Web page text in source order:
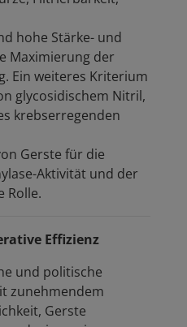
hohe Stärke- und
Maximierung der
Ein weiteres Kriterium
glycosidischem Nitril,
krebserregenden
Gerste für die
Aktivität und der
Rolle.
Effizienz
und politische
zunehmendem
Gerste